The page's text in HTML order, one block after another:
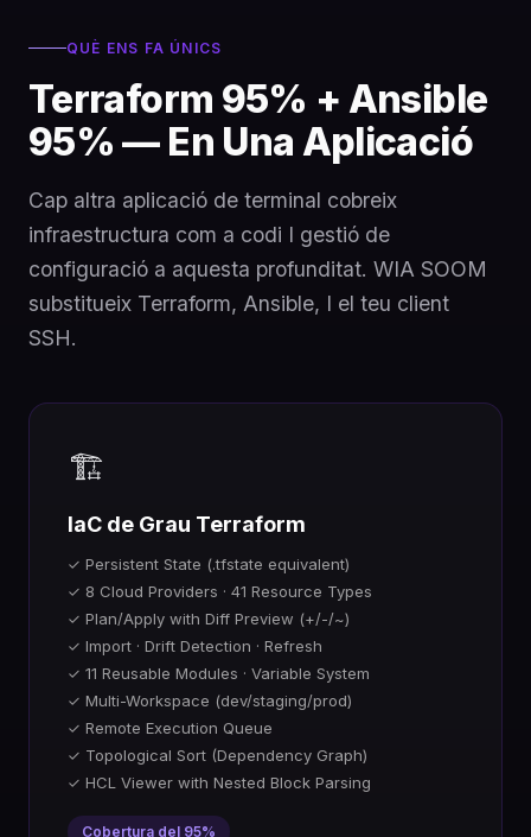
QUÈ ENS FA ÚNICS
Terraform 95% + Ansible
95% — En Una Aplicació
Cap altra aplicació de terminal cobreix
infraestructura com a codi I gestió de
configuració a aquesta profunditat. WIA SOOM
substitueix Terraform, Ansible, I el teu client
SSH.
🏗️
IaC de Grau Terraform
✓ Persistent State (.tfstate equivalent)
✓ 8 Cloud Providers · 41 Resource Types
✓ Plan/Apply with Diff Preview (+/-/~)
✓ Import · Drift Detection · Refresh
✓ 11 Reusable Modules · Variable System
✓ Multi-Workspace (dev/staging/prod)
✓ Remote Execution Queue
✓ Topological Sort (Dependency Graph)
✓ HCL Viewer with Nested Block Parsing
Cobertura del 95%